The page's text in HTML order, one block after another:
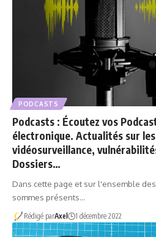
PODCASTS
Podcasts : Écoutez vos
électronique. Actualités sur
vidéosurveillance,
Dossiers…
Dans cette page et sur l'ensemble
sommes présents…
Rédigé parAxel 1 décembre 2022